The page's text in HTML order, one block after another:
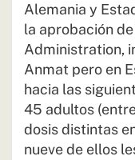
Alemania y
la aprobación
Administration,
Anmat pero en
hacia las
45 adultos
dosis distintas
nueve de ellos